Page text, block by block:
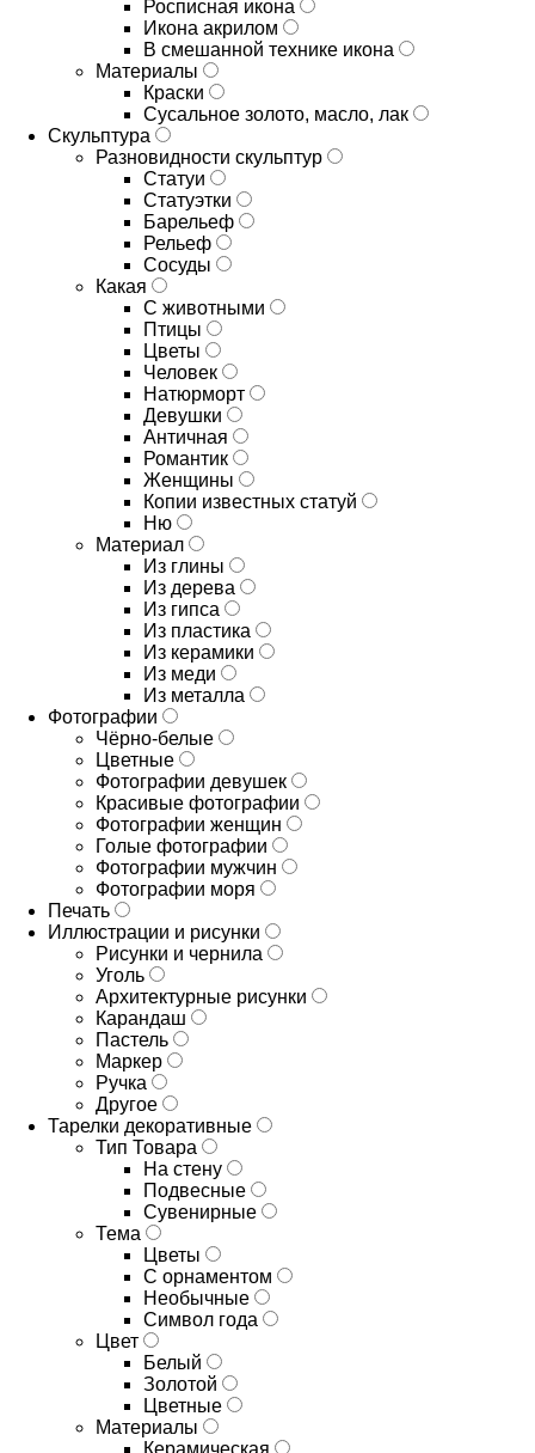
Росписная икона
Икона акрилом
В смешанной технике икона
Материалы
Краски
Сусальное золото, масло, лак
Скульптура
Разновидности скульптур
Статуи
Статуэтки
Барельеф
Рельеф
Сосуды
Какая
С животными
Птицы
Цветы
Человек
Натюрморт
Девушки
Античная
Романтик
Женщины
Копии известных статуй
Ню
Материал
Из глины
Из дерева
Из гипса
Из пластика
Из керамики
Из меди
Из металла
Фотографии
Чёрно-белые
Цветные
Фотографии девушек
Красивые фотографии
Фотографии женщин
Голые фотографии
Фотографии мужчин
Фотографии моря
Печать
Иллюстрации и рисунки
Рисунки и чернила
Уголь
Архитектурные рисунки
Карандаш
Пастель
Маркер
Ручка
Другое
Тарелки декоративные
Тип Товара
На стену
Подвесные
Сувенирные
Тема
Цветы
С орнаментом
Необычные
Символ года
Цвет
Белый
Золотой
Цветные
Материалы
Керамическая